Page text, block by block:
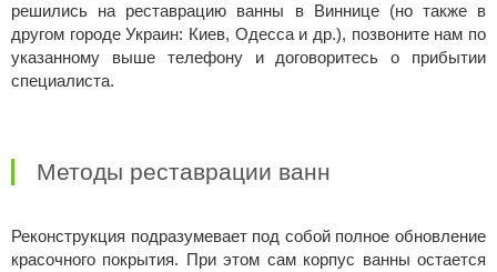
решились на реставрацию ванны в Виннице (но также в
другом городе Украин: Киев, Одесса и др.), позвоните нам по
указанному выше телефону и договоритесь о прибытии
специалиста.
Методы реставрации ванн
Реконструкция подразумевает под собой полное обновление
красочного покрытия. При этом сам корпус ванны остается